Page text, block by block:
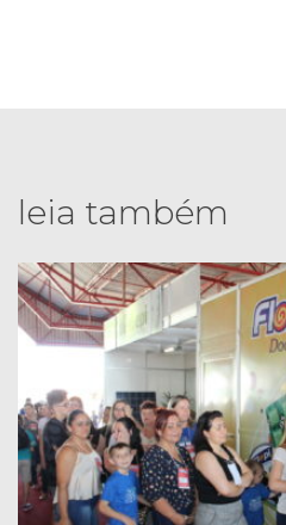
leia também